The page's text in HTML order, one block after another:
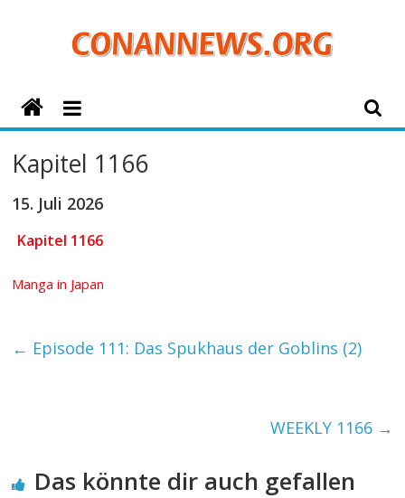
ConanNews.org
Conan
Kapitel 1166
15. Juli 2026
Kapitel 1166
Manga in Japan
← Episode 111: Das Spukhaus der Goblins (2)
WEEKLY 1166 →
Das könnte dir auch gefallen